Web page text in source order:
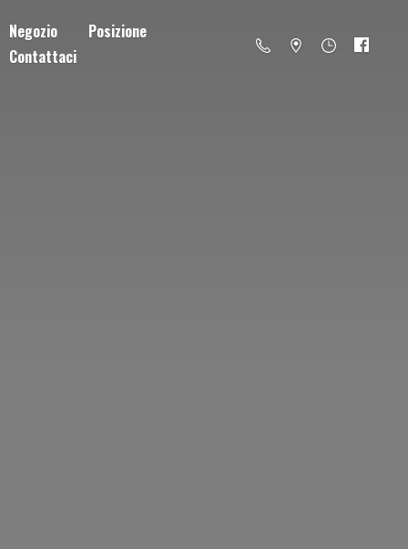
Negozio
Posizione
Contattaci